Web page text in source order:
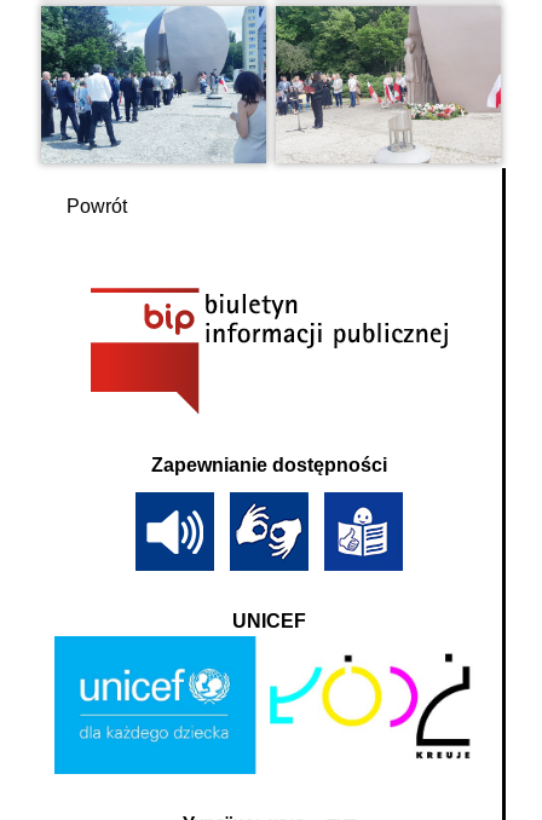
Powrót
Zapewnianie dostępności
UNICEF